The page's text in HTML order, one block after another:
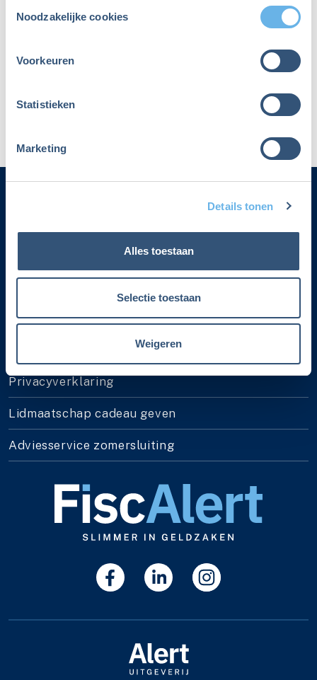
Noodzakelijke cookies
Voorkeuren
Statistieken
Marketing
Details tonen
Alles toestaan
Selectie toestaan
Weigeren
Niet meer ingelogd sinds
Voorwaarden lidmaatschap
Privacyverklaring
Lidmaatschap cadeau geven
Adviesservice zomersluiting